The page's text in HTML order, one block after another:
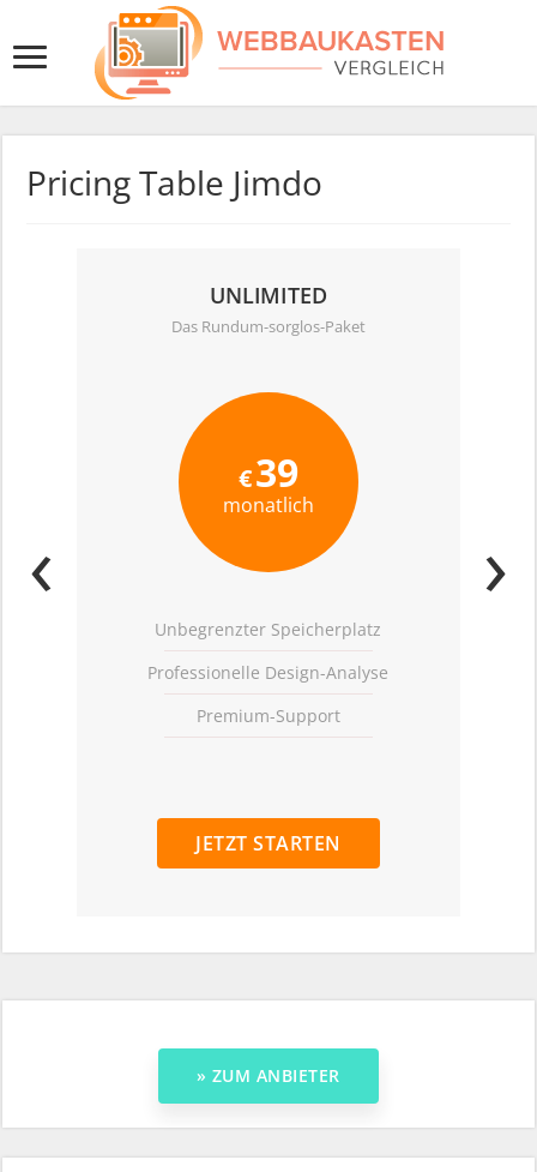
Pricing Table Jimdo
UNLIMITED
Das Rundum-sorglos-Paket
€39
monatlich
Unbegrenzter Speicherplatz
Professionelle Design-Analyse
Premium-Support
‹ ›